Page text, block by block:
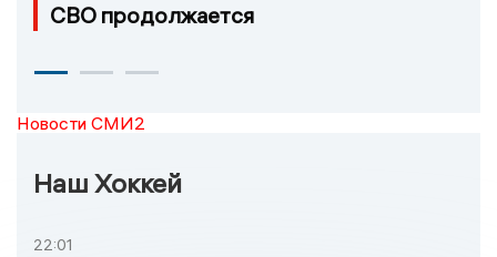
СВО продолжается
Новости СМИ2
Наш Хоккей
22:01